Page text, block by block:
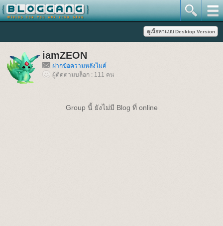
iamZEON
ฝากข้อความหลังไมค์
ผู้ติดตามบล็อก : 111 คน
Group นี้ ยังไม่มี Blog ที่ online